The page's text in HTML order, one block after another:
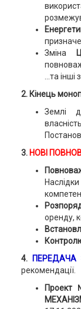
Зміна
…та інші
2. Кінець
Землі
3. НОВІ
Наслідки
оренду,
4.
ПЕРЕДАЧА
рекомендації.
Проект